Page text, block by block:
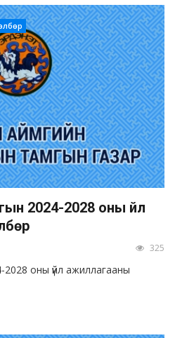
2024-2028 оны үйл
325
оны үйл ажиллагааны